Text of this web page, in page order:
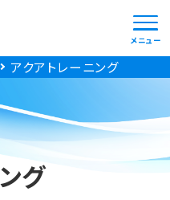
メニュー
字サイズ
準
アクアトレーニング
グ